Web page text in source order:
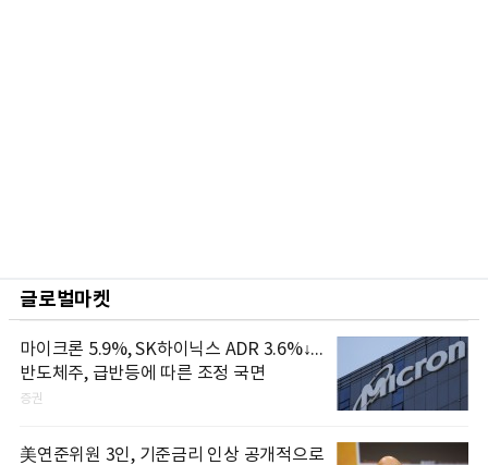
글로벌마켓
마이크론 5.9%, SK하이닉스 ADR 3.6%↓...
반도체주, 급반등에 따른 조정 국면
증권
美연준위원 3인, 기준금리 인상 공개적으로